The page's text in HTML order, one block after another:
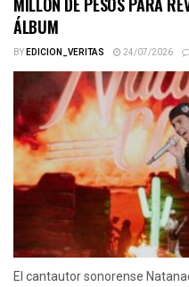
ÁLBUM
BYEDICION_VERITAS 24/07/2026
El cantautor sonorense